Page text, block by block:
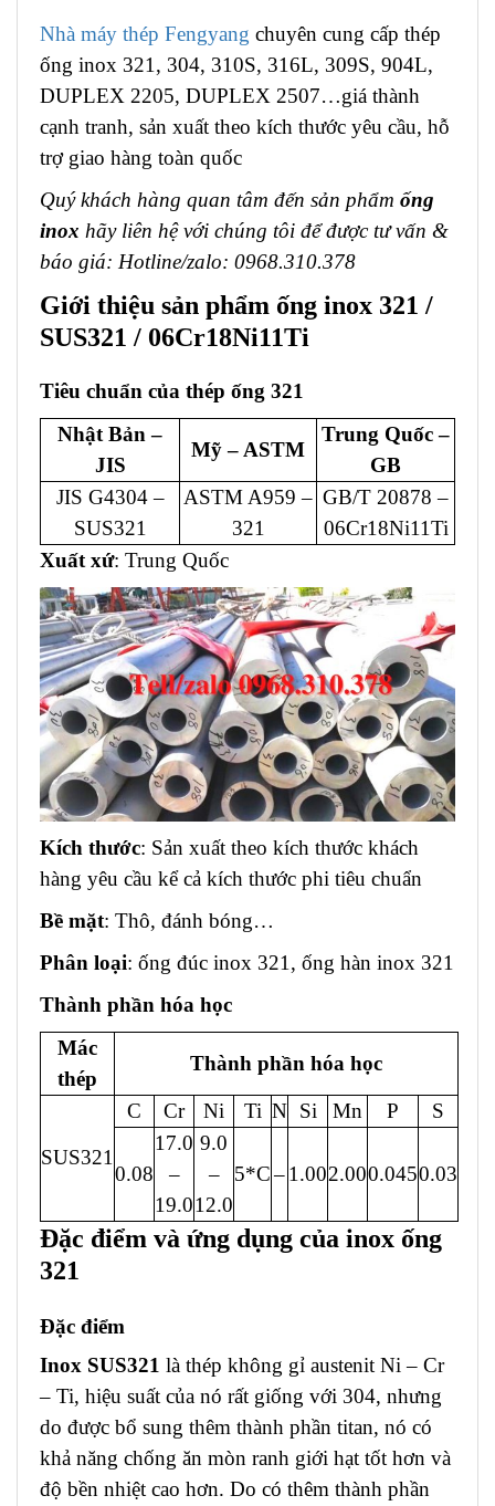
Nhà máy thép Fengyang chuyên cung cấp thép
ống inox 321, 304, 310S, 316L, 309S, 904L,
DUPLEX 2205, DUPLEX 2507…giá thành
cạnh tranh, sản xuất theo kích thước yêu cầu, hỗ
trợ giao hàng toàn quốc
Quý khách hàng quan tâm đến sản phẩm ống
inox hãy liên hệ với chúng tôi để được tư vấn &
báo giá: Hotline/zalo: 0968.310.378
Giới thiệu sản phẩm ống inox 321 /
SUS321 / 06Cr18Ni11Ti
Tiêu chuẩn của thép ống 321
Nhật Bản –
JIS
Mỹ – ASTM
Trung Quốc –
GB
JIS G4304 –
SUS321
ASTM A959 –
321
GB/T 20878 –
06Cr18Ni11Ti
Xuất xứ: Trung Quốc
Kích thước: Sản xuất theo kích thước khách
hàng yêu cầu kể cả kích thước phi tiêu chuẩn
Bề mặt: Thô, đánh bóng…
Phân loại: ống đúc inox 321, ống hàn inox 321
Thành phần hóa học
Mác
thép
Thành phần hóa học
SUS321
C Cr Ni Ti N Si Mn P S
0.08
17.0
–
19.0
9.0
–
12.0
5*C–1.002.000.0450.03
Đặc điểm và ứng dụng của inox ống
321
Đặc điểm
Inox SUS321 là thép không gỉ austenit Ni – Cr
– Ti, hiệu suất của nó rất giống với 304, nhưng
do được bổ sung thêm thành phần titan, nó có
khả năng chống ăn mòn ranh giới hạt tốt hơn và
độ bền nhiệt cao hơn. Do có thêm thành phần